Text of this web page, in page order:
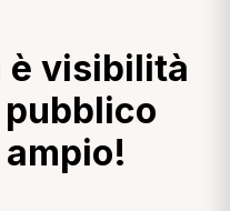
è visibilità